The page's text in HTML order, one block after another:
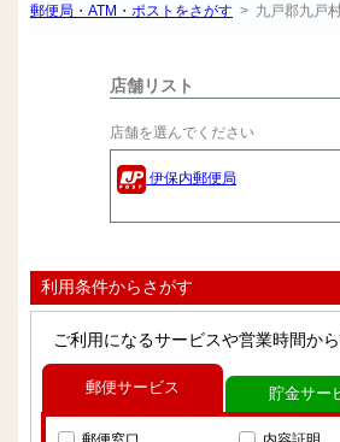
郵便局・ATM・ポストをさがす > 九戸郡九戸
店舗リスト
店舗を選んでください
伊保内郵便局
利用条件からさがす
ご利用になるサービスや営業時間から
郵便サービス 貯金サー